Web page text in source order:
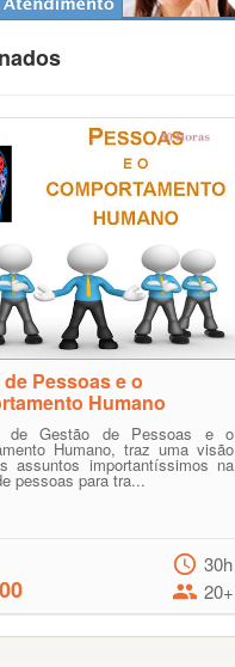
Pessoas e o
Humano
de Gestão de Pessoas e o
Humano, traz uma visão
assuntos importantíssimos na
pessoas para tra...
30h
20+